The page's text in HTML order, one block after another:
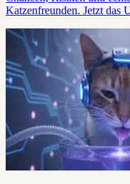
Katzenfreunden. Jetzt das